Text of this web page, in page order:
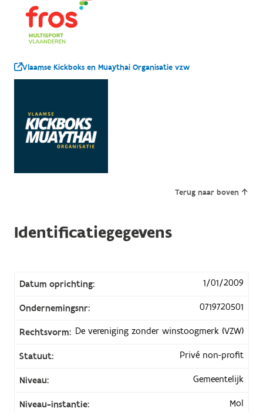
Vlaamse Kickboks en Muaythai Organisatie vzw
Terug naar boven
Identificatiegegevens
Datum oprichting: 1/01/2009
Ondernemingsnr: 0719720501
Rechtsvorm: De vereniging zonder winstoogmerk (VZW)
Statuut: Privé non-profit
Niveau: Gemeentelijk
Niveau-instantie: Mol